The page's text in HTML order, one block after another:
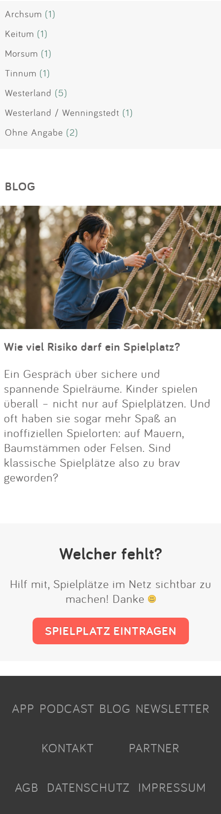
Archsum (1)
Keitum (1)
Morsum (1)
Tinnum (1)
Westerland (5)
Westerland / Wenningstedt (1)
Ohne Angabe (2)
BLOG
Wie viel Risiko darf ein Spielplatz?
Ein Gespräch über sichere und
spannende Spielräume. Kinder spielen
überall – nicht nur auf Spielplätzen. Und
oft haben sie sogar mehr Spaß an
inoffiziellen Spielorten: auf Mauern,
Baumstämmen oder Felsen. Sind
klassische Spielplätze also zu brav
geworden?
Welcher fehlt?
Hilf mit, Spielplätze im Netz sichtbar zu
machen! Danke
SPIELPLATZ EINTRAGEN
APP PODCAST BLOG NEWSLETTER
KONTAKT PARTNER
AGB DATENSCHUTZ IMPRESSUM